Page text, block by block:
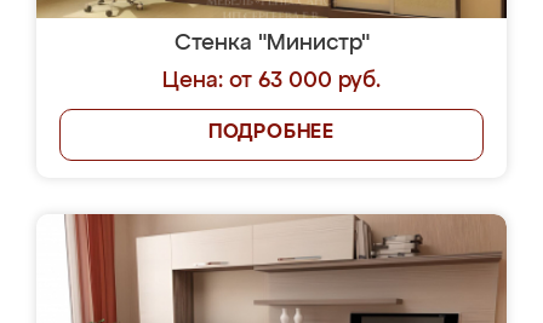
Стенка "Министр"
Цена: от 63 000 руб.
ПОДРОБНЕЕ